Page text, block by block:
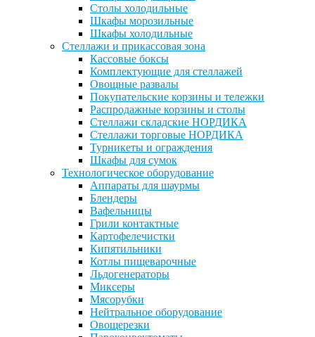
Столы холодильные
Шкафы морозильные
Шкафы холодильные
Стеллажи и прикассовая зона
Кассовые боксы
Комплектующие для стеллажей
Овощные развалы
Покупательские корзины и тележки
Распродажные корзины и столы
Стеллажи складские НОРДИКА
Стеллажи торговые НОРДИКА
Турникеты и ограждения
Шкафы для сумок
Технологическое оборудование
Аппараты для шаурмы
Блендеры
Вафельницы
Грили контактные
Картофелечистки
Кипятильники
Котлы пищеварочные
Льдогенераторы
Миксеры
Мясорубки
Нейтральное оборудование
Овощерезки